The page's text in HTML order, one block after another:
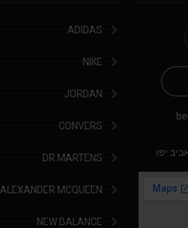
ADIDAS
NIKE
JORDAN
CONVERS
DR.MARTENS
ALEXANDER MCQUEEN
NEW BALANCE